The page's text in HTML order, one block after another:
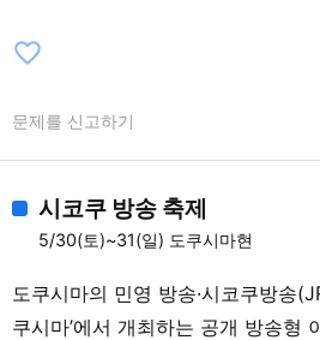
favorite_border
문제를 신고하기
시코쿠 방송 축제
5/30(토)~31(일) 도쿠시마현
도쿠시마의 민영 방송·시코쿠방송
쿠시마’에서 개최하는 공개 방송형